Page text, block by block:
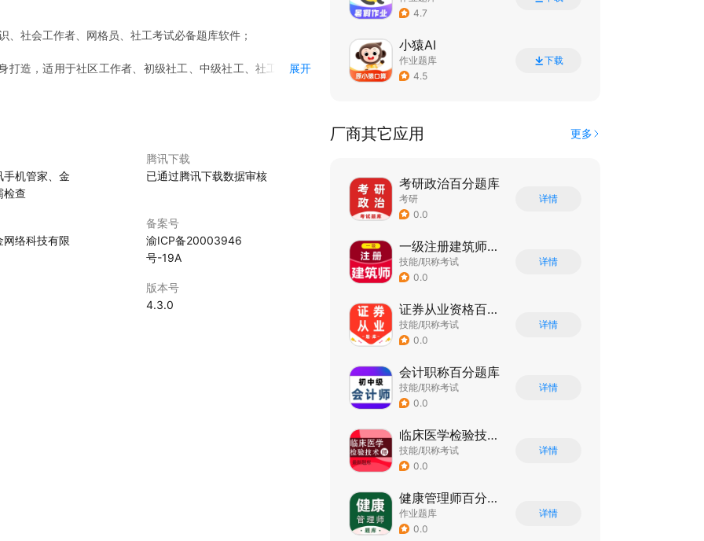
社会工作者、网格员、社工考试必备题库软件；
打造，适用于社区工作者、初级社工、中级社工、社工中级、
试经验，精准把握社区考试命题趋势，为考试提供包括社工
了充分的复习资料，且可随时随地学习练习，高效帮助您顺利
+高频考点+通关密卷等特色类目，专注于社区工作者、社会
顺利过关，顺利取得社工证。
为社工考试量身打造。
会工作师、高级社会工作师三个级别。
工作者综合能力、初级社会工作实务两个科目。
中级社工法规与政策、中级社工综合能力、中级社工实务三
。
展开
手机管家、金
检查
腾讯下载
已通过腾讯下载数据审核
网络科技有限
备案号
渝ICP备20003946
号-19A
版本号
4.3.0
4.7
小猿AI
作业题库
4.5
下载
厂商其它应用 更多
考研政治百分题库
考研
0.0
详情
一级注册建筑师百分题库
技能/职称考试
0.0
详情
证券从业资格百分题库
技能/职称考试
0.0
详情
会计职称百分题库
技能/职称考试
0.0
详情
临床医学检验技术师百分题库
技能/职称考试
0.0
详情
健康管理师百分题库
作业题库
0.0
详情